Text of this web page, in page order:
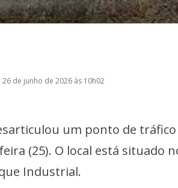
de junho de 2026 às 10h02
um ponto de tráfico
(25). O local está situado
Industrial.